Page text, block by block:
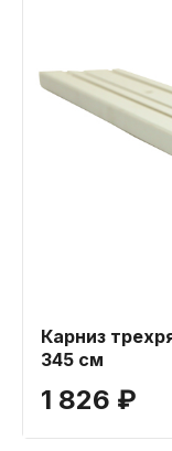
Карниз
345 см
1 826 ₽